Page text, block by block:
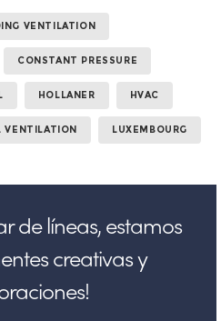
VENTILATION
CONSTANT PRESSURE
HOLLANER HVAC
VENTILATION LUXEMBOURG
de líneas, estamos
creativas y